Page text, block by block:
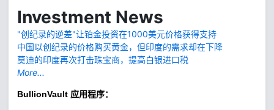
Investment News
"创纪录的逆差"让铂金投资在1000美元价格获得支持
中国以创纪录的价格购买黄金，但印度的需求却在下降
莫迪的印度再次打击珠宝商，提高白银进口税
More...
BullionVault 应用程序：